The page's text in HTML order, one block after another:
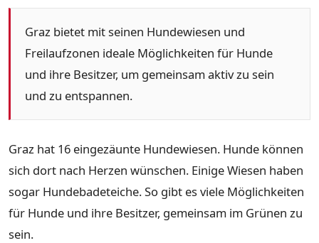
Graz bietet mit seinen Hundewiesen und
Freilaufzonen ideale Möglichkeiten für Hunde
und ihre Besitzer, um gemeinsam aktiv zu sein
und zu entspannen.
Graz hat 16 eingezäunte Hundewiesen. Hunde können
sich dort nach Herzen wünschen. Einige Wiesen haben
sogar Hundebadeteiche. So gibt es viele Möglichkeiten
für Hunde und ihre Besitzer, gemeinsam im Grünen zu
sein.